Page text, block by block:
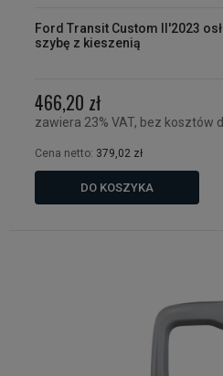
Ford Transit Custom II'2023
szybę z kieszenią
466,20 zł
zawiera 23% VAT, bez kosztów
Cena netto: 379,02 zł
DO KOSZYKA